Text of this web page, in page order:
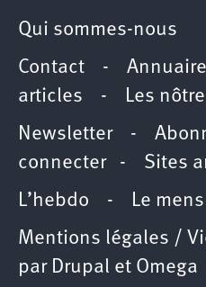
Qui sommes-nous
Contact - Annuaire
articles -
Les
Newsletter-
connecter- Sites
L’hebdo -
Le
Mentions légales /
par Drupal et Omega